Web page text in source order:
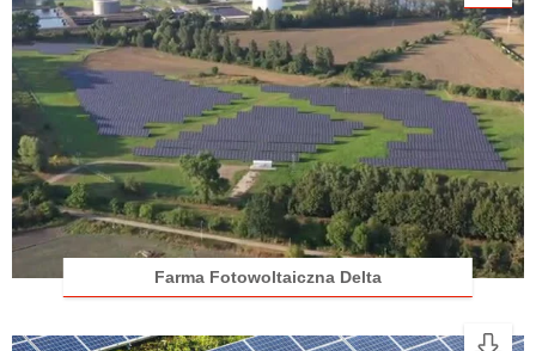
Farma Fotowoltaiczna Delta